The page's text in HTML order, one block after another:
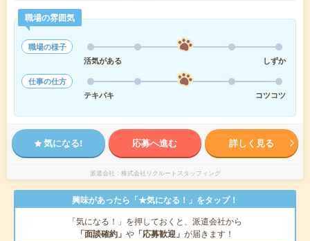
職場の雰囲気
職場の様子
活気がある
しずか
仕事の仕方
テキパキ
コツコツ
気になる! 応募へ進む 詳しく見る
派遣会社 株式会社リクルートスタッフィング
興味があったら「★気になる！」をタップ！
「気になる！」を押しておくと、派遣会社から
「面談確約」 や 「応募歓迎」 が届きます！